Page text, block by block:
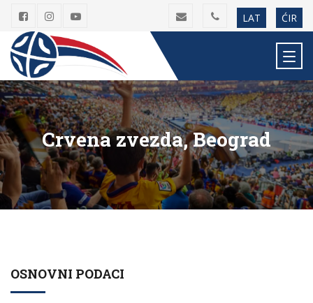
LAT ĆIR
Crvena zvezda, Beograd
OSNOVNI PODACI